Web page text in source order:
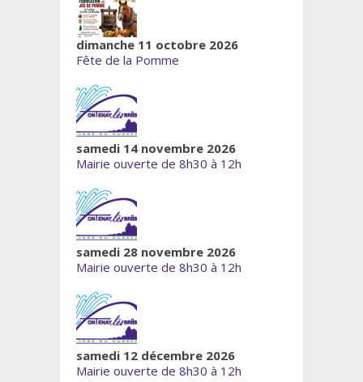
dimanche 11 octobre 2026
Fête de la Pomme
samedi 14 novembre 2026
Mairie ouverte de 8h30 à 12h
samedi 28 novembre 2026
Mairie ouverte de 8h30 à 12h
samedi 12 décembre 2026
Mairie ouverte de 8h30 à 12h